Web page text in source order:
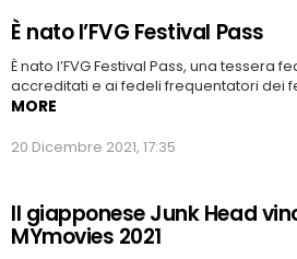
È nato l’FVG Festival Pass
È nato l’FVG Festival Pass, una tessera
accreditati e ai fedeli frequentatori dei
MORE
20 Dicembre 2021, 17:35
Il giapponese Junk Head
MYmovies 2021